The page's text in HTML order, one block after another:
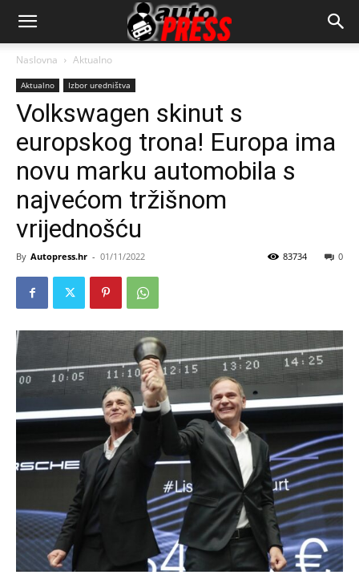
AutopressHR
Naslovna Aktualno
Aktualno Izbor uredništva
Volkswagen skinut s
europskog trona! Europa ima
novu marku automobila s
najvećom tržišnom
vrijednošću
By Autopress.hr - 01/11/2022 0
83734